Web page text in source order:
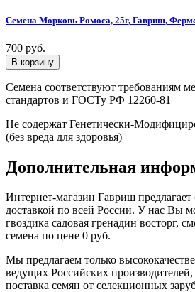
Семена Морковь Ромоса, 25г, Гавриш,
700 руб.
Семена соответствуют требованиям
стандартов и ГОСТу РФ 12260-81
Не содержат Генетически-
(без вреда для здоровья)
Дополнительная
Интернет-магазин Гавриш
доставкой по всей России. У нас Вы
гвоздика садовая гренадин восторг,
семена по цене 0 руб.
Мы предлагаем только
ведущих Российских
поставка семян от селекционных